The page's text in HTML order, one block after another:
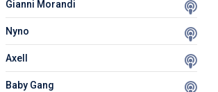
Gianni Morandi
Nyno
Axell
Baby Gang